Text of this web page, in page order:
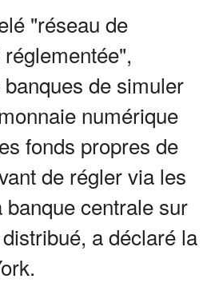
"réseau de
de simuler
numérique
fonds propres de
de régler via les
centrale sur
a déclaré la